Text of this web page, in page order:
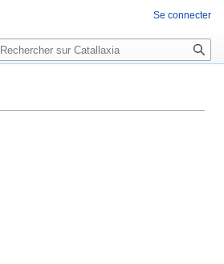
Se connecter
Rechercher